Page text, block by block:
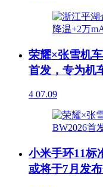
荣耀×张雪机
首发，专为机
4 07.09
小米手环11标
或将于7月发